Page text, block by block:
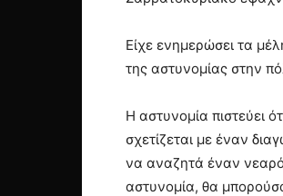
Είχε ενημερώσει τα
της αστυνομίας στην
Η αστυνομία πιστεύει
σχετίζεται με έναν
να αναζητά έναν
αστυνομία, θα